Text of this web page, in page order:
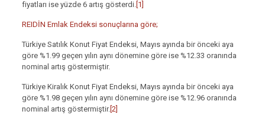
fiyatları ise yüzde 6 artış gösterdi.[1]
REIDİN Emlak Endeksi sonuçlarına göre;
Türkiye Satılık Konut Fiyat Endeksi, Mayıs ayında bir önceki aya
göre %1.99 geçen yılın aynı dönemine göre ise %12.33 oranında
nominal artış göstermiştir.
Türkiye Kiralık Konut Fiyat Endeksi, Mayıs ayında bir önceki aya
göre %1.98 geçen yılın aynı dönemine göre ise %12.96 oranında
nominal artış göstermiştir.[2]